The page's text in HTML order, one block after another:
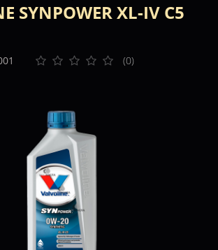
SYNPOWER XL-IV C5
(0)